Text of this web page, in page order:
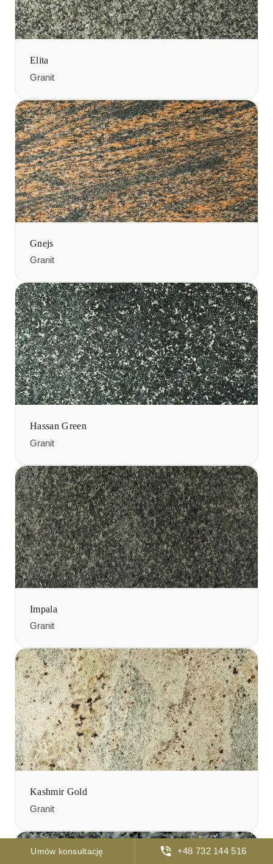
Elita
Granit
Gnejs
Granit
Hassan Green
Granit
Impala
Granit
Kashmir Gold
Granit
Umów konsultację +48 732 144 516